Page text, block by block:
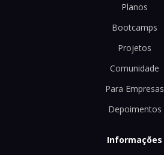
Planos
Bootcamps
Projetos
Comunidade
Para Empresas
Depoimentos
Informações